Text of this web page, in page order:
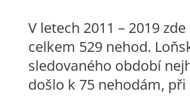
V letech 2011 – 2019
celkem 529 nehod.
sledovaného období
došlo k 75 nehodám,